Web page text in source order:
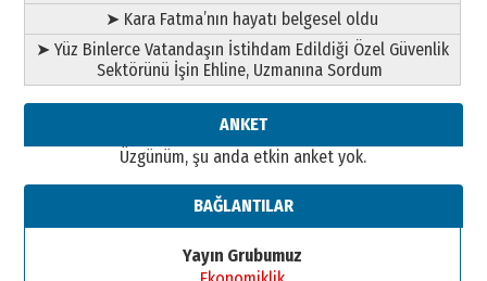
Ahmet Gökhan YAZICI
Ahmed Yesevi’den bir Alperen…
”Reisimiz” idi… Hakka yürüdü.!
26 Mart 2026 Perşembe
gönül adamı Faruk Terzioğlu!
09 Ağustos 2026 Pazar
➤ Kara Fatma’nın hayatı belgesel oldu
➤ Yüz Binlerce Vatandaşın İstihdam Edildiği Özel Güvenlik
Sektörünü İşin Ehline, Uzmanına Sordum
ANKET
Üzgünüm, şu anda etkin anket yok.
BAĞLANTILAR
Yayın Grubumuz